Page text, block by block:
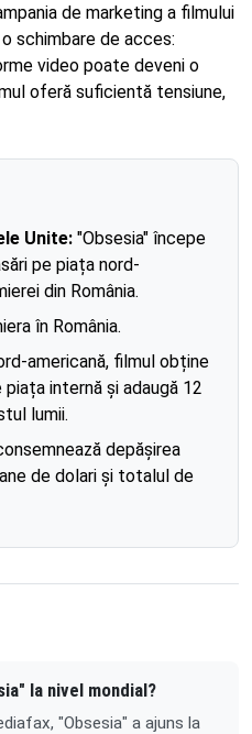
de marketing a filmului
schimbare de acces:
video poate deveni o
oferă suficientă tensiune,
Unite: "Obsesia" începe
pe piața nord-
din România.
în România.
americană, filmul obține
internă și adaugă 12
lumii.
depășirea
de dolari și totalul de
la nivel mondial?
"Obsesia" a ajuns la